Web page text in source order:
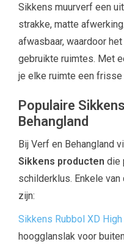
Sikkens muurverf een
strakke, matte
afwasbaar, waardoor
gebruikte ruimtes. Met
je elke ruimte een
Populaire
Behangland
Bij Verf en Behangland
Sikkens producten die
schilderklus. Enkele
zijn:
Sikkens Rubbol XD High
hoogglanslak voor